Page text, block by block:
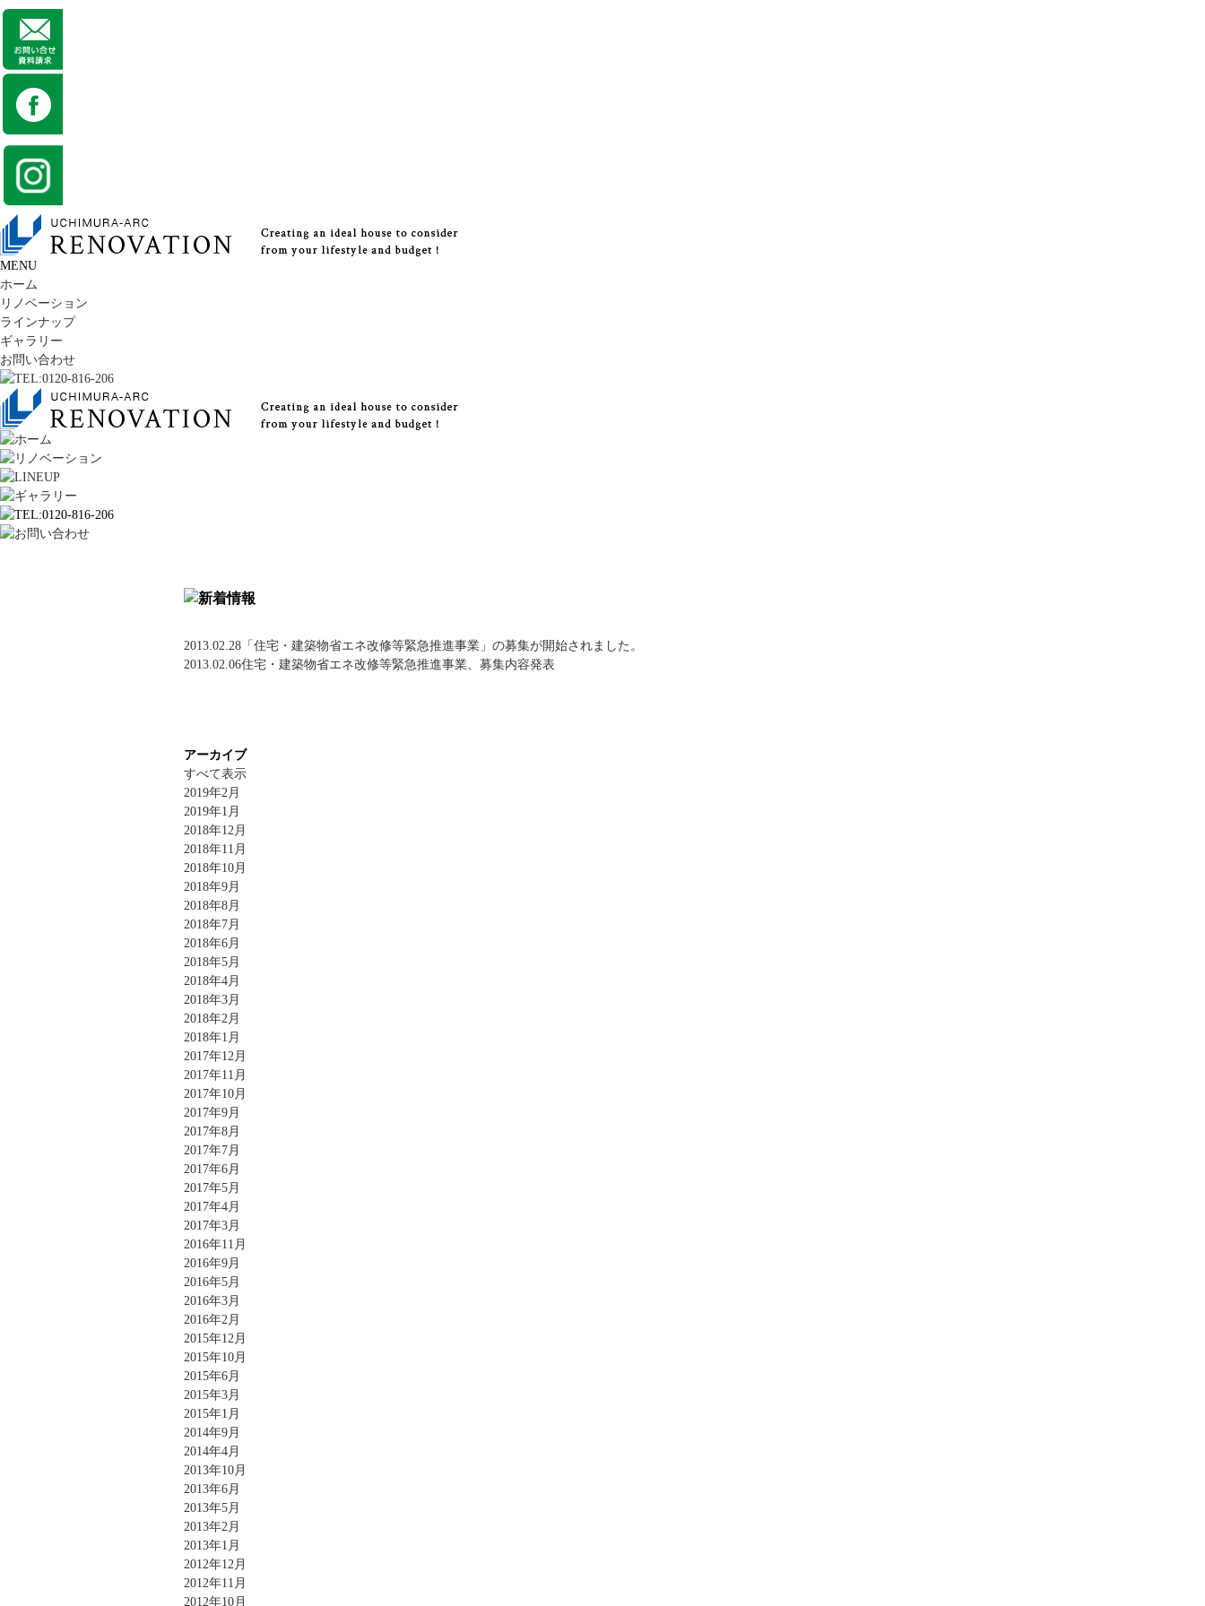
MENU
ホーム
リノベーション
ラインナップ
ギャラリー
お問い合わせ
2013.02.28 「住宅・建築物省エネ改修等緊急推進事業」の募集が開始されました。
2013.02.06住宅・建築物省エネ改修等緊急推進事業、募集内容発表
アーカイブ
すべて表示
2019年2月
2019年1月
2018年12月
2018年11月
2018年10月
2018年9月
2018年8月
2018年7月
2018年6月
2018年5月
2018年4月
2018年3月
2018年2月
2018年1月
2017年12月
2017年11月
2017年10月
2017年9月
2017年8月
2017年7月
2017年6月
2017年5月
2017年4月
2017年3月
2016年11月
2016年9月
2016年5月
2016年3月
2016年2月
2015年12月
2015年10月
2015年6月
2015年3月
2015年1月
2014年9月
2014年4月
2013年10月
2013年6月
2013年5月
2013年2月
2013年1月
2012年12月
2012年11月
2012年10月